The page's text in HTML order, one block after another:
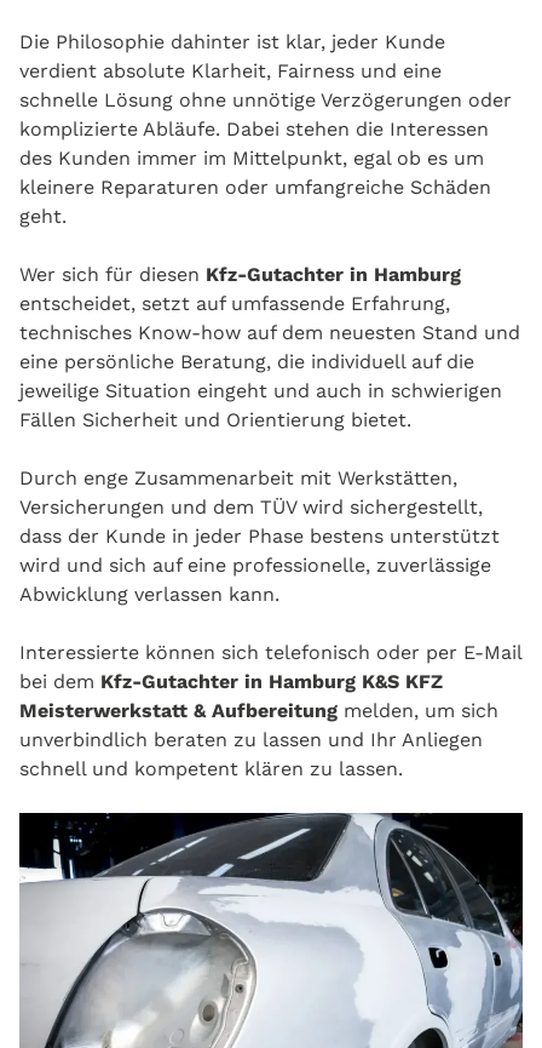
Die Philosophie dahinter ist klar, jeder Kunde
verdient absolute Klarheit, Fairness und eine
schnelle Lösung ohne unnötige Verzögerungen oder
komplizierte Abläufe. Dabei stehen die Interessen
des Kunden immer im Mittelpunkt, egal ob es um
kleinere Reparaturen oder umfangreiche Schäden
geht.
Wer sich für diesen Kfz-Gutachter in Hamburg
entscheidet, setzt auf umfassende Erfahrung,
technisches Know-how auf dem neuesten Stand und
eine persönliche Beratung, die individuell auf die
jeweilige Situation eingeht und auch in schwierigen
Fällen Sicherheit und Orientierung bietet.
Durch enge Zusammenarbeit mit Werkstätten,
Versicherungen und dem TÜV wird sichergestellt,
dass der Kunde in jeder Phase bestens unterstützt
wird und sich auf eine professionelle, zuverlässige
Abwicklung verlassen kann.
Interessierte können sich telefonisch oder per E-Mail
bei dem Kfz-Gutachter in Hamburg K&S KFZ
Meisterwerkstatt & Aufbereitung melden, um sich
unverbindlich beraten zu lassen und Ihr Anliegen
schnell und kompetent klären zu lassen.